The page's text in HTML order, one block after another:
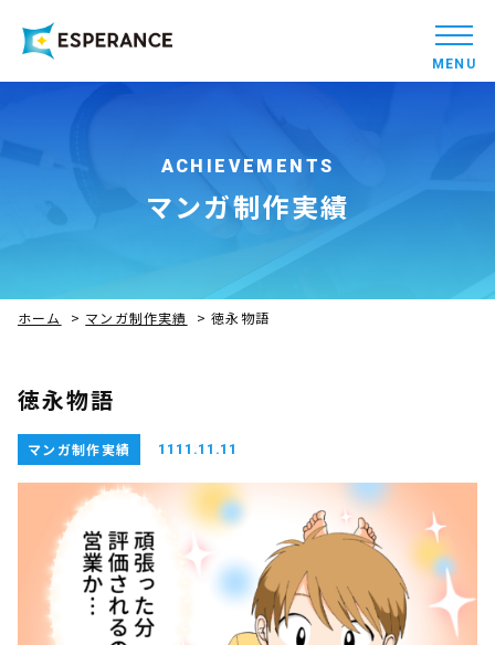
MENU
ACHIEVEMENTS
マンガ制作実績
ホーム > マンガ制作実績 >徳永物語
徳永物語
マンガ制作実績 1111.11.11